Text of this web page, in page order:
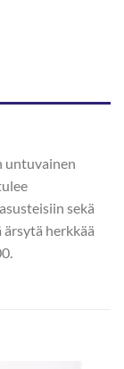
untuvainen
sekä
ärsytä herkkää